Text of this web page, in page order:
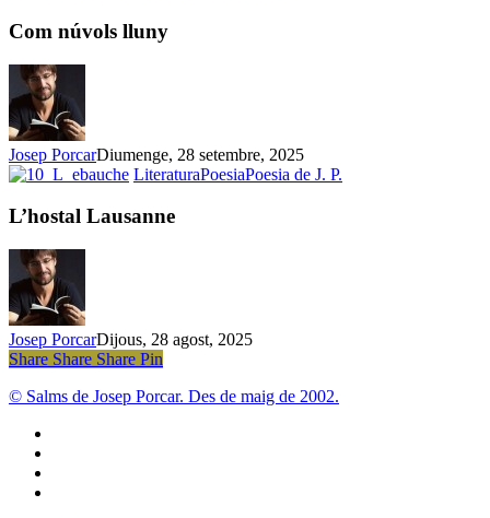
Com núvols lluny
Josep PorcarDiumenge, 28 setembre, 2025
LiteraturaPoesiaPoesia de J. P.
L’hostal Lausanne
Josep PorcarDijous, 28 agost, 2025
Share
Share Share Share Pin
© Salms de Josep Porcar. Des de maig de 2002.